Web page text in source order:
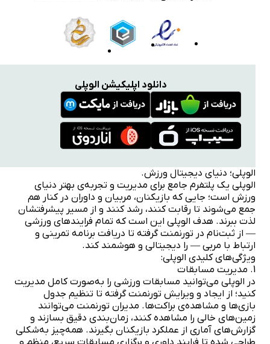
دانلود اپلیکیشن الوپلی
الوپلی؛ دنیای دیجیتال ورزش.
الوپلی یک پلتفرم جامع برای مدیریت و تجربه‌ی بهتر دنیای
ورزش است؛ جایی که بازیکنان، مربیان و داوران در کنار هم
جمع می‌شوند تا رقابت کنند، رشد کنند و از مسیر پیشرفتشان
لذت ببرند. هدف الوپلی این است که تمام فرایندهای ورزشی
— از ثبت‌نام در تورنمنت گرفته تا دریافت برنامه تمرینی و
ارتباط با مربی — را دیجیتالی و هوشمند کند.
ویژگی‌های کلیدی الوپلی:
1. مدیریت مسابقات
در الوپلی می‌توانید مسابقات ورزشی را به‌صورت کامل مدیریت
کنید؛ از ایجاد و ویرایش تورنمنت گرفته تا تنظیم جدول
بازی‌ها و مشاهده‌ی براکت‌ها. مدیران تورنمنت می‌توانند
زمین‌های خالی را مشاهده کنند، زمان‌بندی دقیق بسازند و
گزارش‌های آماری از عملکرد بازیکنان بگیرند. همه‌چیز به‌شکلی